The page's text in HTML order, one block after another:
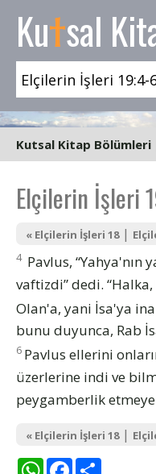
Kutsal
Kutsal Kitap Bölümleri
Elçilerin İşleri
« Elçilerin İşleri 18|
4 Pavlus, “Yahya'nın
vaftizdi” dedi.
Olan'a, yani İsa'ya
bunu duyunca, Rab
6 Pavlus ellerini
üzerlerine indi ve
peygamberlik
« Elçilerin İşleri 18|
WhatsAppFacebook